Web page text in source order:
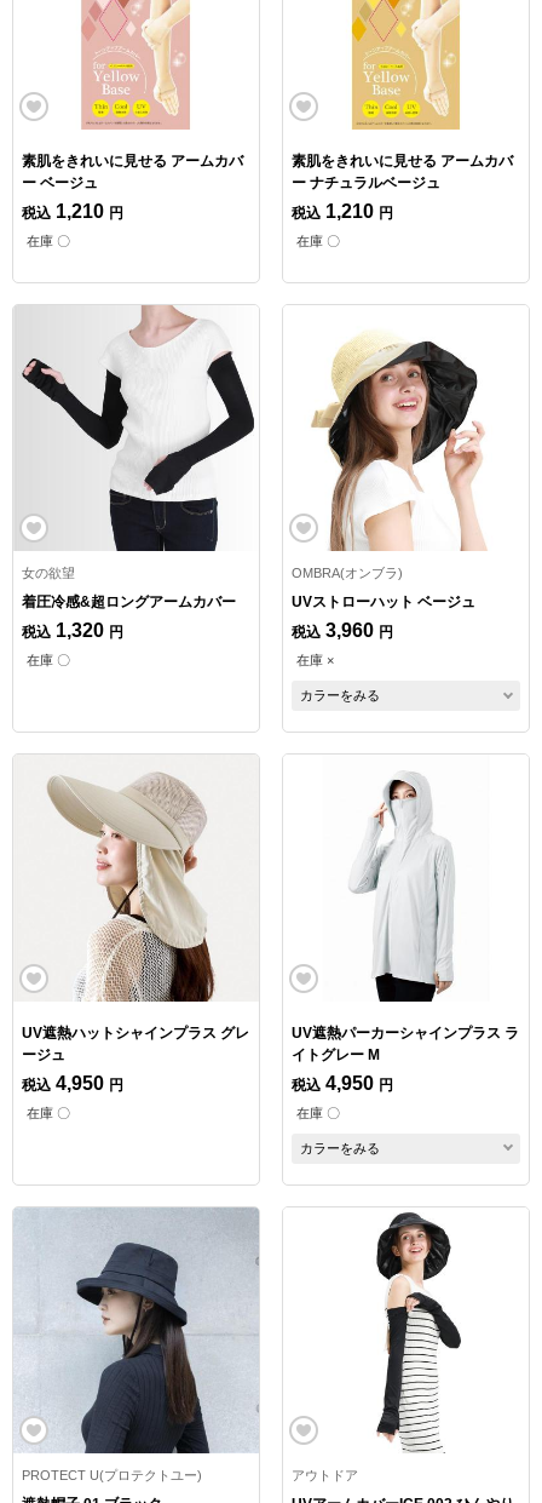
素肌をきれいに見せる アームカバ
ー ベージュ
税込 1,210 円
在庫 〇
素肌をきれいに見せる アームカバ
ー ナチュラルベージュ
税込 1,210 円
在庫 〇
女の欲望
着圧冷感&超ロングアームカバー
税込 1,320 円
在庫 〇
OMBRA(オンブラ)
UVストローハット ベージュ
税込 3,960 円
在庫 ×
カラーをみる
UV遮熱ハットシャインプラス グレ
ージュ
税込 4,950 円
在庫 〇
UV遮熱パーカーシャインプラス ラ
イトグレー M
税込 4,950 円
在庫 〇
カラーをみる
PROTECT U(プロテクトユー) アウトドア